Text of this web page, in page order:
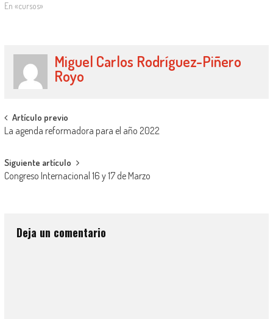
transformación del Derecho del
En «cursos»
Miguel Carlos Rodríguez-Piñero
Royo
Artículo previo
La agenda reformadora para el año 2022
Siguiente artículo
Congreso Internacional 16 y 17 de Marzo
Deja un comentario